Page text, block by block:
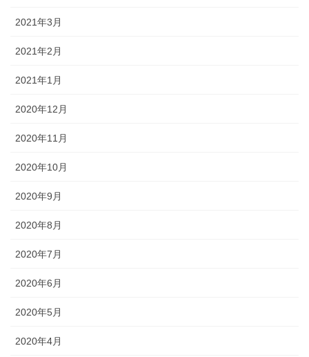
2021年3月
2021年2月
2021年1月
2020年12月
2020年11月
2020年10月
2020年9月
2020年8月
2020年7月
2020年6月
2020年5月
2020年4月